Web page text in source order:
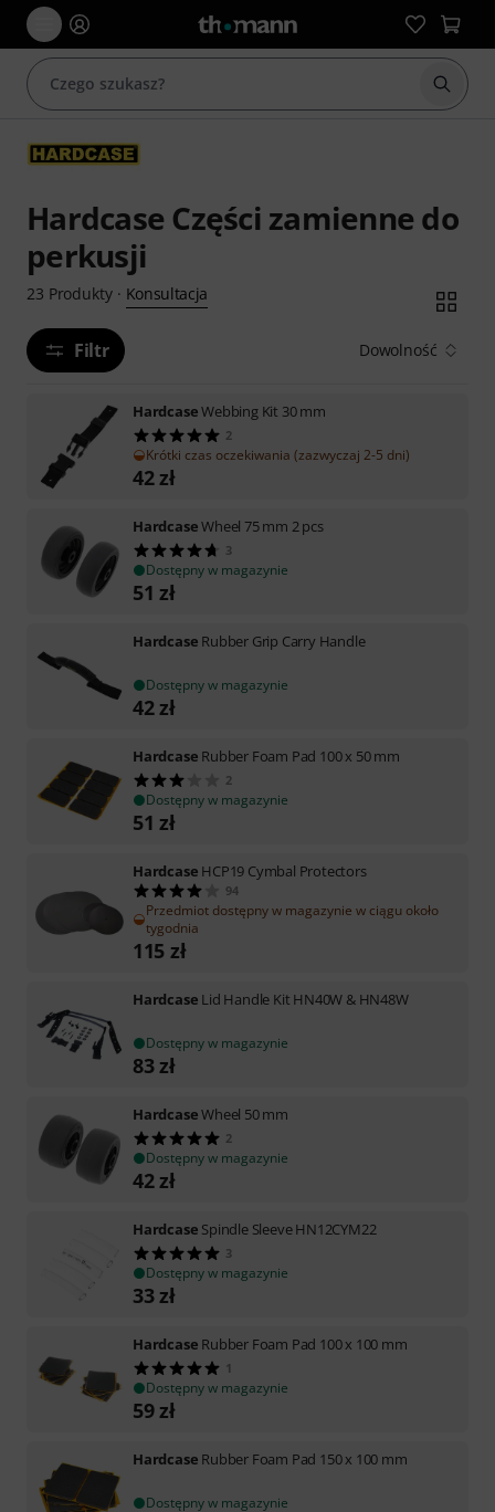
Hardcase Części zamienne do
perkusji
23 Produkty· Konsultacja
Filtr Dowolność
HardcaseWebbing Kit 30 mm
2
Krótki czas oczekiwania (zazwyczaj 2-5 dni)
42zł
HardcaseWheel 75 mm 2 pcs
3
Dostępny w magazynie
51 zł
Hardcase Rubber Grip Carry Handle
Dostępny w magazynie
42zł
Hardcase Rubber Foam Pad 100 x 50 mm
2
Dostępny w magazynie
51 zł
Hardcase HCP19 Cymbal Protectors
94
Przedmiot dostępny w magazynie w ciągu około
tygodnia
115 zł
Hardcase Lid Handle Kit HN40W & HN48W
Dostępny w magazynie
83zł
HardcaseWheel 50 mm
2
Dostępny w magazynie
42zł
Hardcase Spindle Sleeve HN12CYM22
3
Dostępny w magazynie
33zł
Hardcase Rubber Foam Pad 100 x 100 mm
1
Dostępny w magazynie
59zł
Hardcase Rubber Foam Pad 150 x 100 mm
Dostępny w magazynie